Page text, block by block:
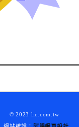
© 2023 lic.com.tw